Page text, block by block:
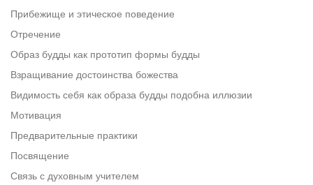
Прибежище и этическое поведение
Отречение
Образ будды как прототип формы будды
Взращивание достоинства божества
Видимость себя как образа будды подобна иллюзии
Мотивация
Предварительные практики
Посвящение
Связь с духовным учителем